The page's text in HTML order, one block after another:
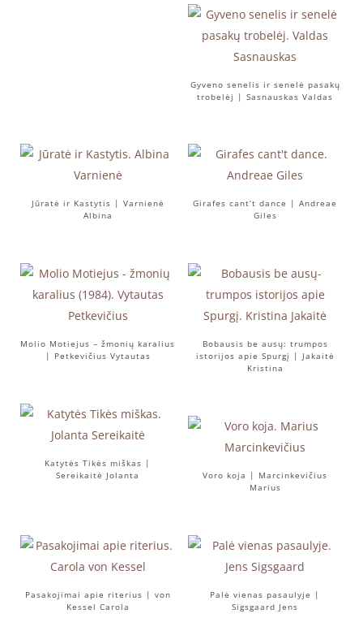
Gyveno senelis ir senelė pasakų
trobelėj | Sasnauskas Valdas
Jūratė ir Kastytis | Varnienė
Albina
Girafes cant’t dance | Andreae
Giles
Molio Motiejus – žmonių karalius
| Petkevičius Vytautas
Bobausis be ausų: trumpos
istorijos apie Spurgį | Jakaitė
Kristina
Katytės Tikės miškas |
Sereikaitė Jolanta
Voro koja | Marcinkevičius
Marius
Pasakojimai apie riterius | von
Kessel Carola
Palė vienas pasaulyje |
Sigsgaard Jens